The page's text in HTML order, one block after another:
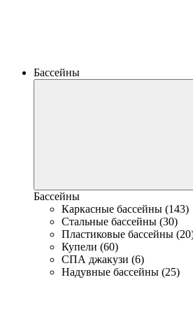
Бассейны
Бассейны
Каркасные бассейны (143)
Стальные бассейны (30)
Пластиковые бассейны
Купели (60)
СПА джакузи (6)
Надувные бассейны (25)